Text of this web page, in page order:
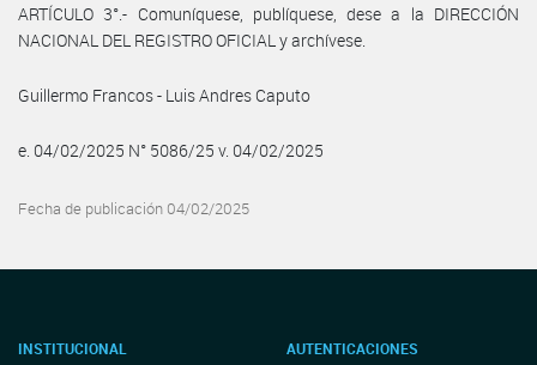
ARTÍCULO 3°.- Comuníquese, publíquese, dese a la DIRECCIÓN
NACIONAL DEL REGISTRO OFICIAL y archívese.
Guillermo Francos - Luis Andres Caputo
e. 04/02/2025 N° 5086/25 v. 04/02/2025
Fecha de publicación 04/02/2025
INSTITUCIONAL AUTENTICACIONES